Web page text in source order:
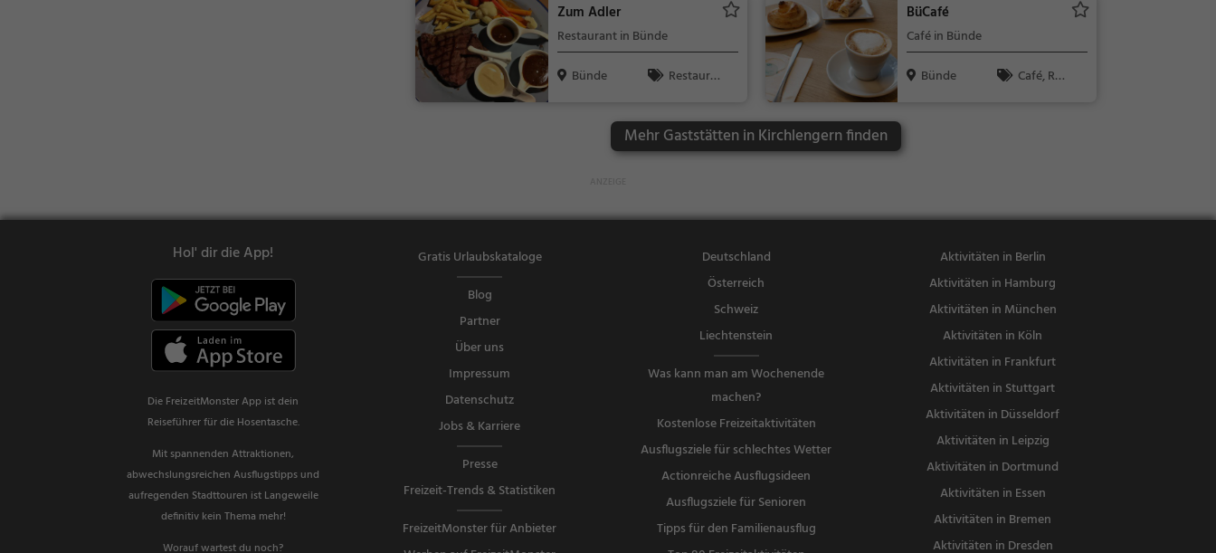
waren, Brunc
Zum Adler
Restaurant in Bünde
Bünde
Restaura
Abendessen,
Mittagessen,
Frühstück, Br
n, Kaffee / Ku
ene Küche, S
nacks / Getr
änke, Steak H
ouse, Wein
BüCafé
Café in Bünde
Bünde
Café, Res
sen, Mittage
h, Europäisc
h
Mehr Gaststätten in Kirchlengern finden
Hol' dir die App!
Die FreizeitMonster App ist dein
Reiseführer für die Hosentasche.
Mit spannenden Attraktionen,
abwechslungsreichen Ausflugstipps und
aufregenden Stadttouren ist Langeweile
definitiv kein Thema mehr!
Worauf wartest du noch?
Gratis Urlaubskataloge
Blog
Partner
Über uns
Impressum
Datenschutz
Jobs & Karriere
Presse
Freizeit-Trends & Statistiken
FreizeitMonster für Anbieter
Deutschland
Österreich
Schweiz
Liechtenstein
Was kann man am Wochenende
machen?
Kostenlose Freizeitaktivitäten
Ausflugsziele für schlechtes Wetter
Actionreiche Ausflugsideen
Ausflugsziele für Senioren
Tipps für den Familienausflug
Aktivitäten in Berlin
Aktivitäten in Hamburg
Aktivitäten in München
Aktivitäten in Köln
Aktivitäten in Frankfurt
Aktivitäten in Stuttgart
Aktivitäten in Düsseldorf
Aktivitäten in Leipzig
Aktivitäten in Dortmund
Aktivitäten in Essen
Aktivitäten in Bremen
Aktivitäten in Dresden